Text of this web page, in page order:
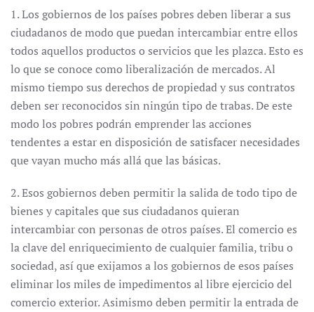
1. Los gobiernos de los países pobres deben liberar a sus
ciudadanos de modo que puedan intercambiar entre ellos
todos aquellos productos o servicios que les plazca. Esto es
lo que se conoce como liberalización de mercados. Al
mismo tiempo sus derechos de propiedad y sus contratos
deben ser reconocidos sin ningún tipo de trabas. De este
modo los pobres podrán emprender las acciones
tendentes a estar en disposición de satisfacer necesidades
que vayan mucho más allá que las básicas.
2. Esos gobiernos deben permitir la salida de todo tipo de
bienes y capitales que sus ciudadanos quieran
intercambiar con personas de otros países. El comercio es
la clave del enriquecimiento de cualquier familia, tribu o
sociedad, así que exijamos a los gobiernos de esos países
eliminar los miles de impedimentos al libre ejercicio del
comercio exterior. Asimismo deben permitir la entrada de